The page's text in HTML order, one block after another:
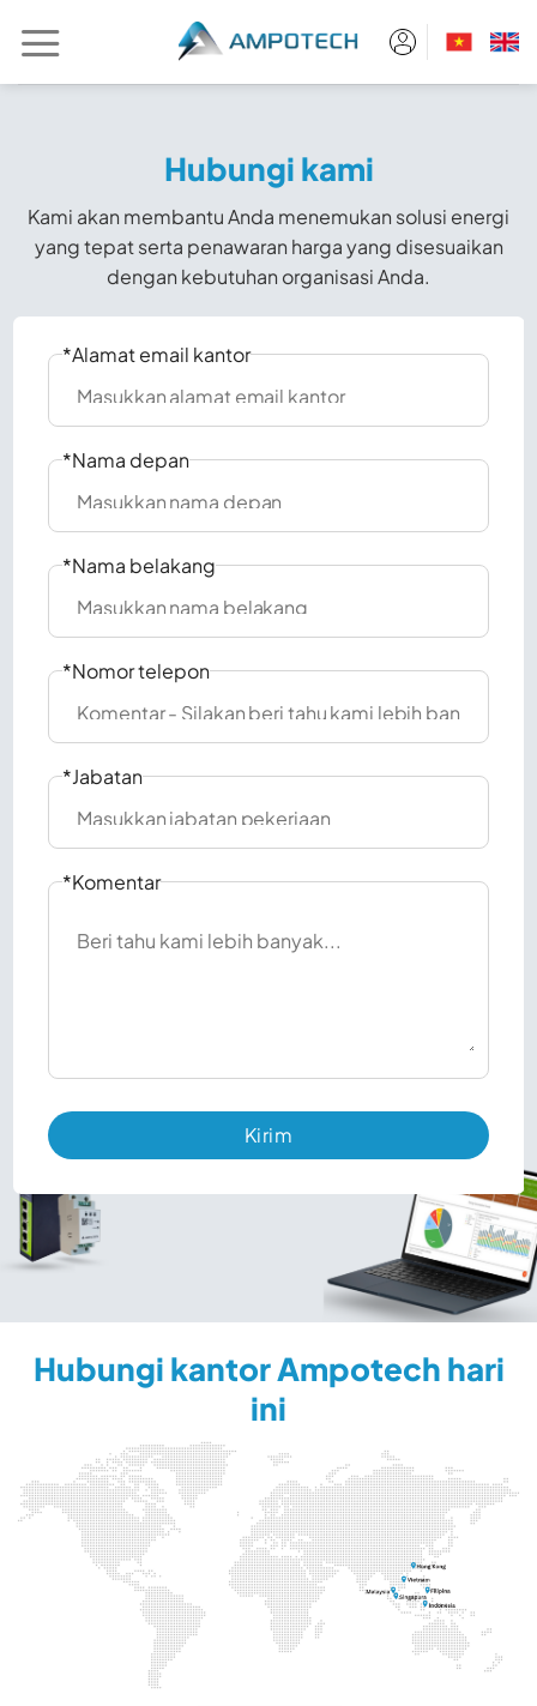
content
Hubungi kami
Kami akan membantu Anda menemukan solusi energi
yang tepat serta penawaran harga yang disesuaikan
dengan kebutuhan organisasi Anda.
*Alamat email kantor
*Nama depan
*Nama belakang
*Nomor telepon
*Jabatan
*Komentar
Hubungi kantor Ampotech hari
ini